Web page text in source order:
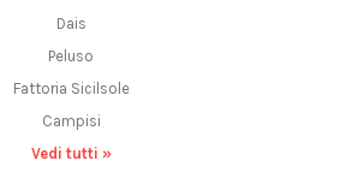
Dais
Peluso
Fattoria Sicilsole
Campisi
Vedi tutti »